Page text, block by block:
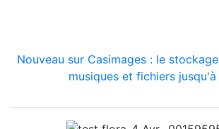
Nouveau sur Casimages : le
musiques et fichiers jusqu'à